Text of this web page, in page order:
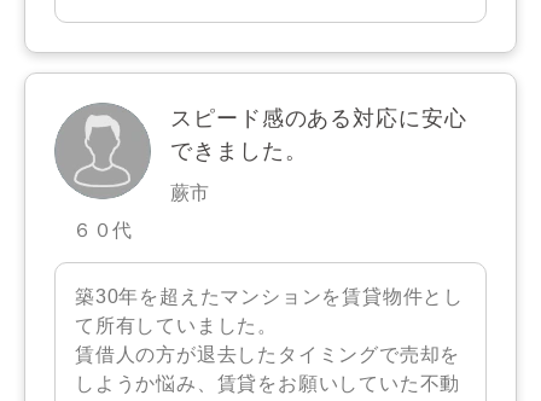
６０代
スピード感のある対応に安心
できました。
蕨市
築30年を超えたマンションを賃貸物件とし
て所有していました。
賃借人の方が退去したタイミングで売却を
しようか悩み、賃貸をお願いしていた不動